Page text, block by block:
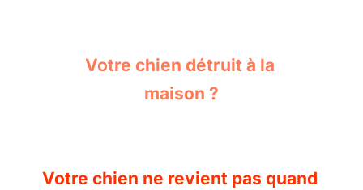
Votre chien détruit à la
maison ?
Votre chien ne revient pas quand